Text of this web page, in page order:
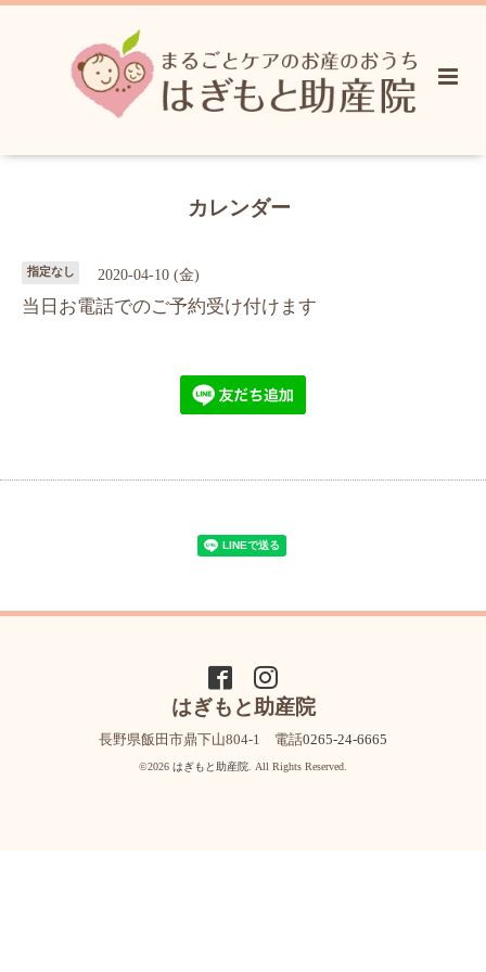
カレンダー
指定なし 2020-04-10 (金)
当日お電話でのご予約受け付けます
はぎもと助産院
長野県飯田市鼎下山804-1 電話0265-24-6665
©2026 はぎもと助産院 . All Rights Reserved.